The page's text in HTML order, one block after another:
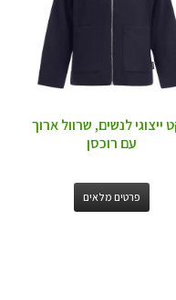
ייצוגי לנשים, שרוול ארוך
עם רוכסן
פרטים מלאים